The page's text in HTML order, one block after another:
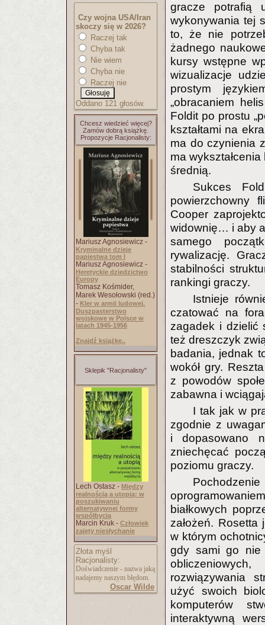
Czy wojna USA/Iran
skoczy się w 2026?
Raczej tak
Chyba tak
Nie wiem
Chyba nie
Raczej nie
Oddano 121 głosów.
Chcesz wiedzieć więcej?
Zamów dobrą książkę.
Propozycje Racjonalisty:
Mariusz Agnosiewicz -
Kryminalne dzieje
papiestwa tom I
Mariusz Agnosiewicz -
Heretyckie dziedzictwo
Europy
Tomasz Kośmider,
Marek Wesołowski (red.)
- Kler w armii ludowej.
Duszpasterstwo
wojskowe w Polsce w
latach 1945-1956
Znajdź książkę..
Sklepik "Racjonalisty"
Lech Ostasz - Między
realnością a utopią: w
poszukiwaniu
alternatywnej formy
współbycia
Marcin Kruk - Człowiek
zajęty niesłychanie
Złota myśl
Racjonalisty:
Doświadczenie - nazwa jaką
nadajemy naszym błędom.
Oscar Wilde
gracze potrafią
wykonywania tej
to, że nie
żadnego
kursy wstępne
wizualizacje
prostym
„obracaniem
Foldit po prostu
kształtami na
ma do czynienia
ma
średnią.
Sukces
powierzchowny
Cooper
widownię… i aby
samego
rywalizację.
stabilności
rankingi graczy.
Istnieje
czatować na
zagadek i dzielić
też dreszczyk
badania, jednak
wokół gry.
z powodów
zabawna i
I tak jak w
zgodnie z
i dopasowano
zniechęcać
poziomu graczy.
białkowych
założeń. Rosetta
w którym
gdy sami go nie
rozwiązywania
użyć swoich
komputerów
interaktywną